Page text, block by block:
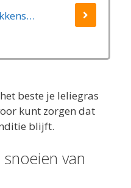
GARDENA Takkenschaar EasyCut 500 B EasyCut
beste je leliegras
kunt zorgen dat
blijft.
van